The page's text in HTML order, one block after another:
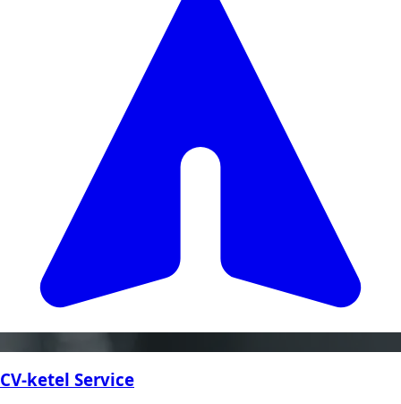
CV-ketel Service